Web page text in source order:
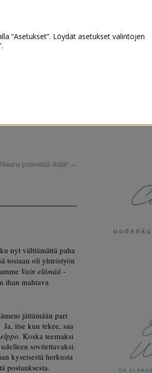
Nauru pidentää ikää! →
nyt välttämättä paha
tosiaan oli yhteistyön
Vain elämää -
ihan mahtava
jättämään pari
Ja, itse kun tekee, saa
. Koska teemaksi
sovitettavaksi.
kyseisestä herkusta
postauksesta.
“Asetukset”. Löydät asetukset valintojen